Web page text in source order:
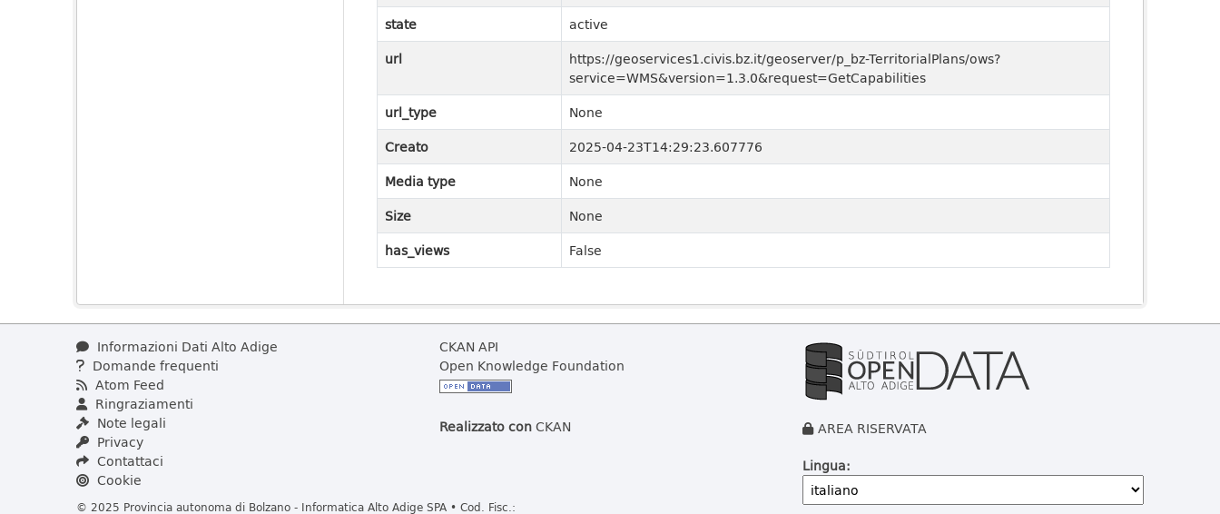
state
active
url
https://geoservices1.civis.bz.it/geoserver/p_bz-TerritorialPlans/ows?
service=WMS&version=1.3.0&request=GetCapabilities
url_type
None
Creato
2025-04-23T14:29:23.607776
Media type
None
Size
None
has_views
False
Informazioni Dati Alto Adige
Domande frequenti
Atom Feed
Ringraziamenti
Note legali
Privacy
Contattaci
Cookie
© 2025 Provincia autonoma di Bolzano - Informatica Alto Adige SPA • Cod. Fisc.:
CKAN API
Open Knowledge Foundation
Realizzato conCKAN
AREA RISERVATA
Lingua